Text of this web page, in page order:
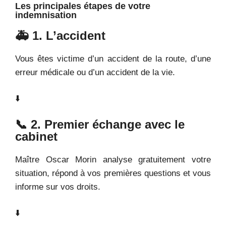
Les principales étapes de votre
indemnisation
🚑 1. L’accident
Vous êtes victime d’un accident de la route, d’une
erreur médicale ou d’un accident de la vie.
⬇️
📞 2. Premier échange avec le
cabinet
Maître Oscar Morin analyse gratuitement votre
situation, répond à vos premières questions et vous
informe sur vos droits.
⬇️